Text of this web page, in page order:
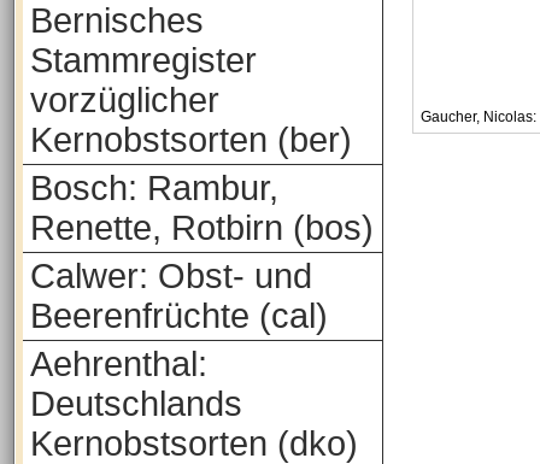
Bernisches
Stammregister
vorzüglicher
Kernobstsorten (ber)
Bosch: Rambur,
Renette, Rotbirn (bos)
Calwer: Obst- und
Beerenfrüchte (cal)
Aehrenthal:
Deutschlands
Kernobstsorten (dko)
Gaucher,